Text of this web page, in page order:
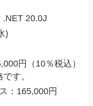
.NET 20.0J
)
円（10％税込）
す。
：165,000円